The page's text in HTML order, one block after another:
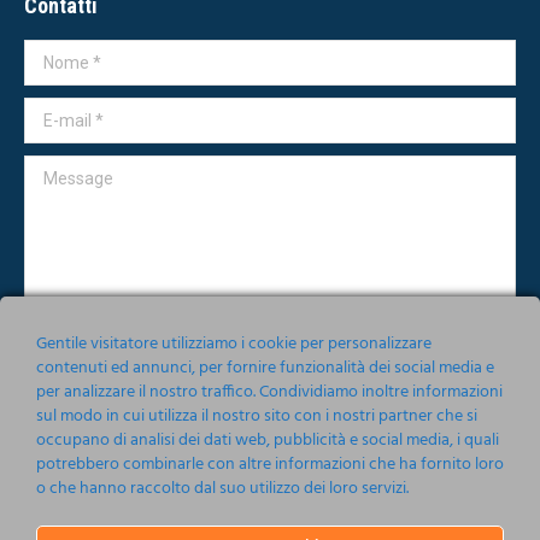
Nome *
E-mail *
Message
Accetto le condizioni relative alla norma sullaPrivacy
Invia
Gentile visitatore utilizziamo i cookie per personalizzare
contenuti ed annunci, per fornire funzionalità dei social media e
per analizzare il nostro traffico. Condividiamo inoltre informazioni
sul modo in cui utilizza il nostro sito con i nostri partner che si
occupano di analisi dei dati web, pubblicità e social media, i quali
potrebbero combinarle con altre informazioni che ha fornito loro
o che hanno raccolto dal suo utilizzo dei loro servizi.